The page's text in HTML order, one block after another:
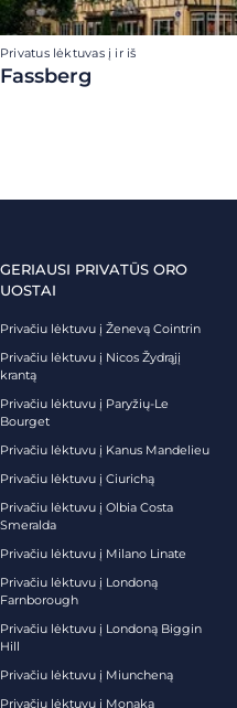
Privatus lėktuvas į ir iš
Fassberg
GERIAUSI PRIVATŪS ORO
UOSTAI
Privačiu lėktuvu į Ženevą Cointrin
Privačiu lėktuvu į Nicos Žydrąjį
krantą
Privačiu lėktuvu į Paryžių-Le
Bourget
Privačiu lėktuvu į Kanus Mandelieu
Privačiu lėktuvu į Ciurichą
Privačiu lėktuvu į Olbia Costa
Smeralda
Privačiu lėktuvu į Milano Linate
Privačiu lėktuvu į Londoną
Farnborough
Privačiu lėktuvu į Londoną Biggin
Hill
Privačiu lėktuvu į Miuncheną
Privačiu lėktuvu į Monaką